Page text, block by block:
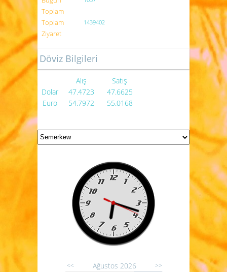
Toplam
Toplam
Ziyaret
1439402
Döviz Bilgileri
Alış
Satış
Dolar
47.4723
47.6625
Euro
54.7972 55.0168
<< Ağustos 2026 >>